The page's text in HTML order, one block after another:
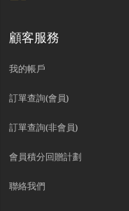
顧客服務
我的帳戶
訂單查詢(會員)
訂單查詢(非會員)
會員積分回贈計劃
聯絡我們